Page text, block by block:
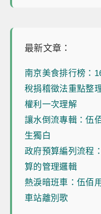
最新文章：
南京美食排行榜：
稅捐稽徵法重點整
權利一次理解
讓水倒流專輯：伍
生獨白
政府預算編列流程
算的管理邏輯
熱淚暗班車：伍佰
車站離別歌